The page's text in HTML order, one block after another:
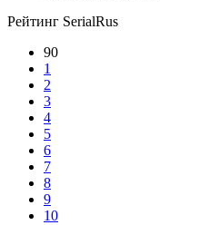
Рейтинг SerialRus
90
1
2
3
4
5
6
7
8
9
10